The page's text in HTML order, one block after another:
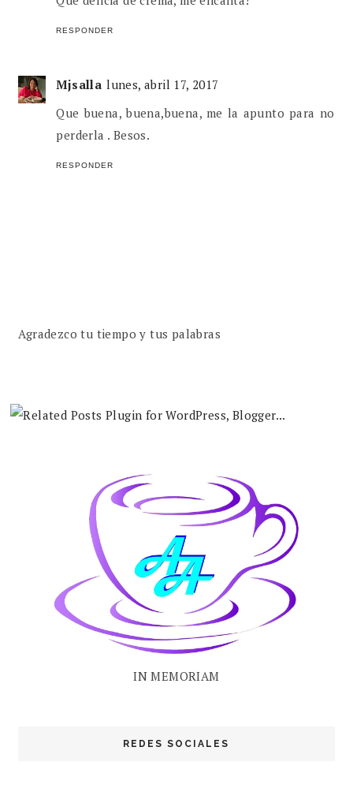
RESPONDER
Mjsalla lunes, abril 17, 2017
Que buena, buena,buena, me la apunto para no
perderla . Besos.
RESPONDER
Agradezco tu tiempo y tus palabras
IN MEMORIAM
REDES SOCIALES